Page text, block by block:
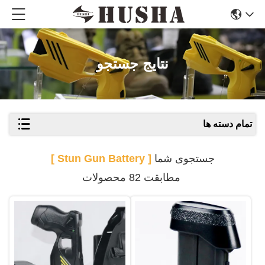
نتایج جستجو
تمام دسته ها
جستجوی شما [ Stun Gun Battery ]
مطابقت 82 محصولات